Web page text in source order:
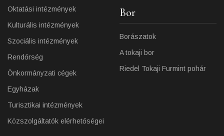
Oktatási intézmények
Kulturális intézmények
Szociális intézmények
Rendőrség
Önkormányzati cégek
Egyházak
Turisztikai intézmények
Közszolgáltatók elérhetőségei
Bor
Borászatok
A tokaji bor
Riedel Tokaji Furmint pohár